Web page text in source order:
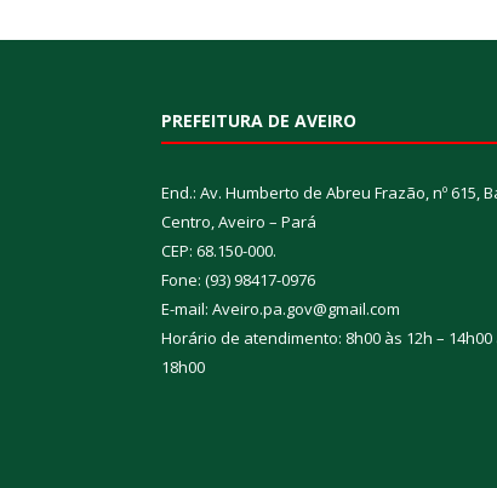
PREFEITURA DE AVEIRO
End.: Av. Humberto de Abreu Frazão, nº 615,
Centro, Aveiro – Pará
CEP: 68.150-000.
Fone: (93) 98417-0976
E-mail: Aveiro.pa.gov@gmail.com
Horário de atendimento: 8h00 às 12h – 14h00
18h00